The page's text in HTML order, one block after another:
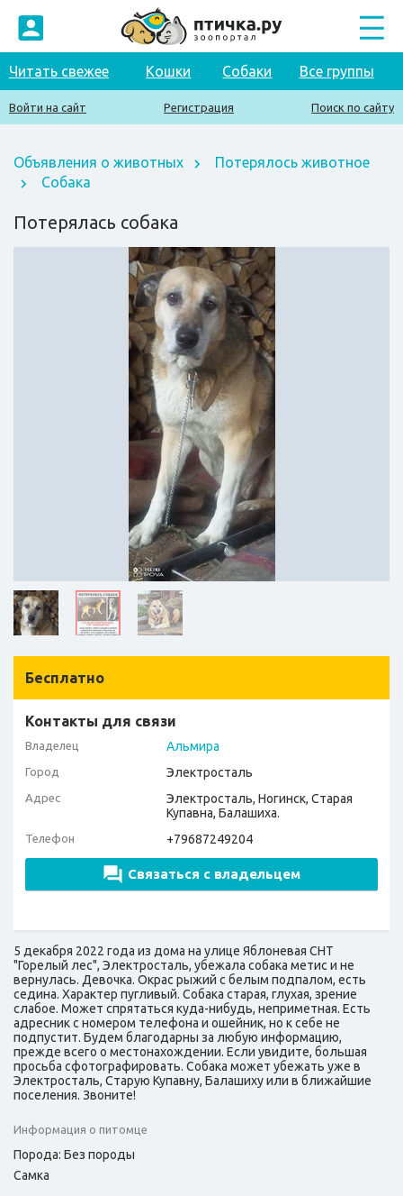
Читать свежее Кошки Собаки Все группы
Войти на сайт Регистрация Поиск по сайту
Объявления о животных
Потерялось животное
Собака
Потерялась собака
Бесплатно
Контакты для связи
Владелец Альмира
Город Электросталь
Адрес
Электросталь, Ногинск, Старая
Купавна, Балашиха.
Телефон +79687249204
Связаться с владельцем
5 декабря 2022 года из дома на улице Яблоневая СНТ
"Горелый лес", Электросталь, убежала собака метис и не
вернулась. Девочка. Окрас рыжий с белым подпалом, есть
седина. Характер пугливый. Собака старая, глухая, зрение
слабое. Может спрятаться куда-нибудь, неприметная. Есть
адресник с номером телефона и ошейник, но к себе не
подпустит. Будем благодарны за любую информацию,
прежде всего о местонахождении. Если увидите, большая
просьба сфотографировать. Собака может убежать уже в
Электросталь, Старую Купавну, Балашиху или в ближайшие
поселения. Звоните!
Информация о питомце
Порода: Без породы
Самка